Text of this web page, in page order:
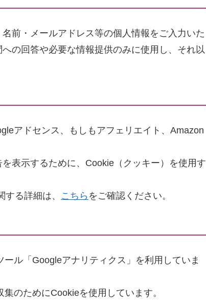
前・メールアドレス等の個人情報をご入力いた
の回答や必要な情報提供のみに使用し、それ以
アドセンス、もしもアフェリエイト、Amazon
表示するために、Cookie（クッキー）を使用す
る詳細は、 こちら をご確認ください。
ル「Googleアナリティクス」を利用していま
のためにCookieを使用しています。